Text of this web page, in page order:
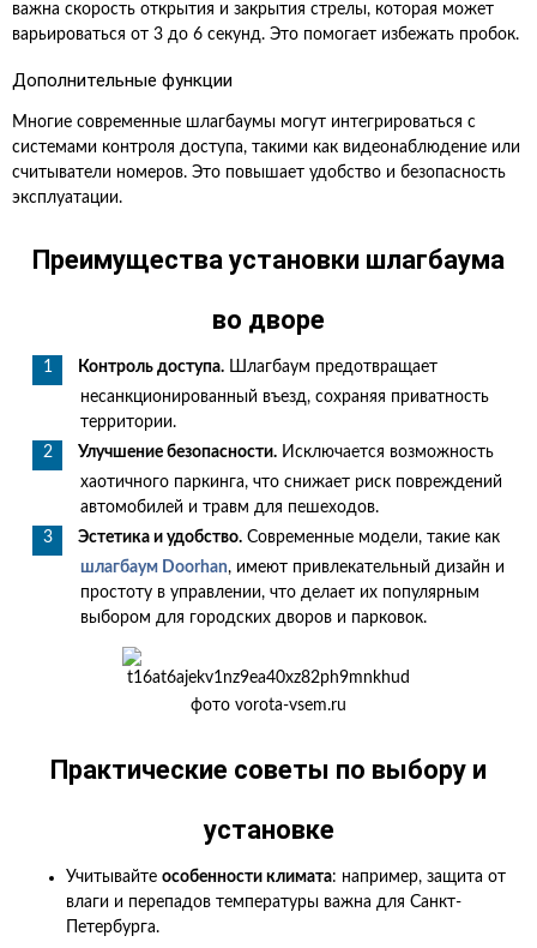
важна скорость открытия и закрытия стрелы, которая может
варьироваться от 3 до 6 секунд. Это помогает избежать пробок.
Дополнительные функции
Многие современные шлагбаумы могут интегрироваться с
системами контроля доступа, такими как видеонаблюдение или
считыватели номеров. Это повышает удобство и безопасность
эксплуатации.
Преимущества установки шлагбаума
во дворе
Контроль доступа. Шлагбаум предотвращает
несанкционированный въезд, сохраняя приватность
территории.
Улучшение безопасности. Исключается возможность
хаотичного паркинга, что снижает риск повреждений
автомобилей и травм для пешеходов.
Эстетика и удобство. Современные модели, такие как
шлагбаум Doorhan, имеют привлекательный дизайн и
простоту в управлении, что делает их популярным
выбором для городских дворов и парковок.
фото vorota-vsem.ru
Практические советы по выбору и
установке
Учитывайте особенности климата: например, защита от
влаги и перепадов температуры важна для Санкт-
Петербурга.